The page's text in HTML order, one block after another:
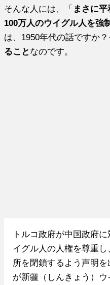
そんな人には、「 まさに
100万人のウイグル人を強
は、1950年代の話ですか
ることなのです。
トルコ政府が中国政府
イグル人の人権を尊重
所を閉鎖するよう声明
が新疆（しんきょう）